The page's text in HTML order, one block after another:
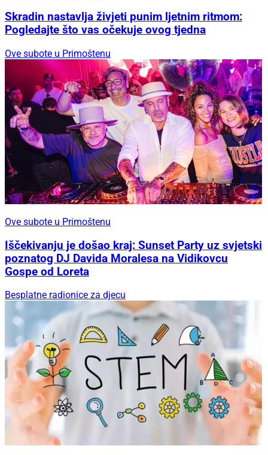
Skradin nastavlja živjeti punim ljetnim ritmom:
Pogledajte što vas očekuje ovog tjedna
Ove subote u Primoštenu
Ove subote u Primoštenu
Iščekivanju je došao kraj: Sunset Party uz svjetski
poznatog DJ Davida Moralesa na Vidikovcu
Gospe od Loreta
Besplatne radionice za djecu